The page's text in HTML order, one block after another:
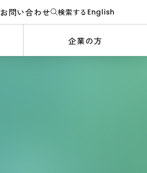
お問い合わせ 検索する English
企業の方